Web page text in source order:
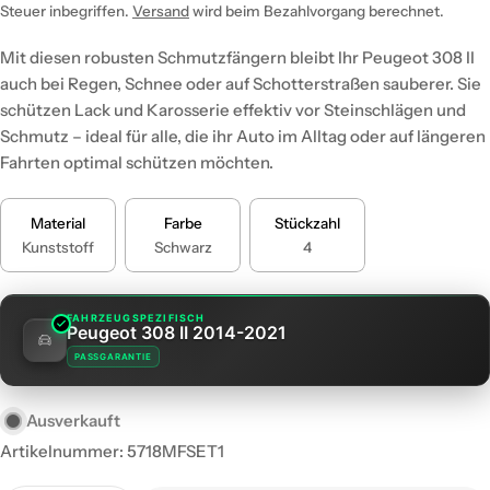
Preis
Steuer inbegriffen. Versandwird beim Bezahlvorgang berechnet.
Mit diesen robusten Schmutzfängern bleibt Ihr Peugeot 308 II
auch bei Regen, Schnee oder auf Schotterstraßen sauberer. Sie
schützen Lack und Karosserie effektiv vor Steinschlägen und
Schmutz – ideal für alle, die ihr Auto im Alltag oder auf längeren
Fahrten optimal schützen möchten.
Material
Kunststoff
Farbe
Schwarz
Stückzahl
4
FAHRZEUGSPEZIFISCH
Peugeot 308 II 2014-2021
PASSGARANTIE
Ausverkauft
Artikelnummer: 5718MFSET1